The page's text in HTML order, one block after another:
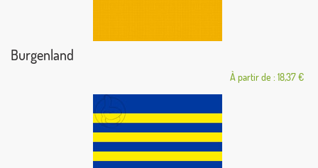
Burgenland
À partir de : 18,37 €